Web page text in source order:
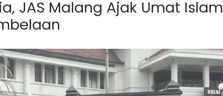
JAS Malang Ajak Umat Islam